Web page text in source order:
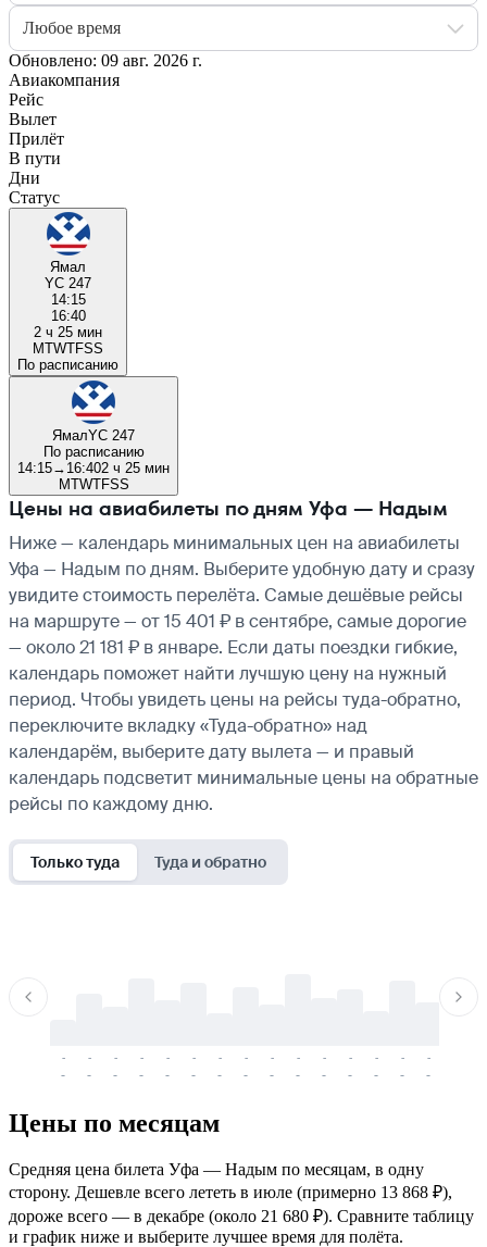
Любое время
Обновлено: 09 авг. 2026 г.
Авиакомпания
Рейс
Вылет
Прилёт
В пути
Дни
Статус
Ямал
YC 247
14:15
16:40
2 ч 25 мин
MTWTFSS
По расписанию
ЯмалYC 247
По расписанию
14:15→ 16:402 ч 25 мин
MTWTFSS
Цены на авиабилеты по дням Уфа — Надым
Ниже — календарь минимальных цен на авиабилеты
Уфа — Надым по дням. Выберите удобную дату и сразу
увидите стоимость перелёта. Самые дешёвые рейсы
на маршруте — от 15 401 ₽ в сентябре, самые дорогие
— около 21 181 ₽ в январе. Если даты поездки гибкие,
календарь поможет найти лучшую цену на нужный
период. Чтобы увидеть цены на рейсы туда-обратно,
переключите вкладку «Туда-обратно» над
календарём, выберите дату вылета — и правый
календарь подсветит минимальные цены на обратные
рейсы по каждому дню.
Только туда Туда и обратно
-
-
-
-
-
-
-
-
-
-
-
-
-
-
-
-
-
-
-
-
-
-
-
-
-
-
-
-
-
-
Цены по месяцам
Средняя цена билета Уфа — Надым по месяцам, в одну
сторону. Дешевле всего лететь в июле (примерно 13 868 ₽),
дороже всего — в декабре (около 21 680 ₽). Сравните таблицу
и график ниже и выберите лучшее время для полёта.